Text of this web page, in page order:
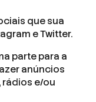
que sua
e Twitter.
parte para a
anúncios
rádios e/ou